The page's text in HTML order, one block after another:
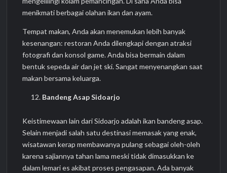
menikmati berbagai olahan ikan dan ayam.
Tempat makan, Anda akan menemukan lebih banyak
kesenangan: restoran Anda dilengkapi dengan atraksi
fotografi dan konsol game. Anda bisa bermain dalam
bentuk sepeda air dan jet ski. Sangat menyenangkan saat
makan bersama keluarga.
Bandeng Asap Sidoarjo
Keistimewaan lain dari Sidoarjo adalah ikan bandeng asap.
Selain menjadi salah satu destinasi memasak yang enak,
wisatawan kerap membawanya pulang sebagai oleh-oleh
karena sajiannya tahan lama meski tidak dimasukkan ke
dalam lemari es akibat proses pengasapan. Ada banyak